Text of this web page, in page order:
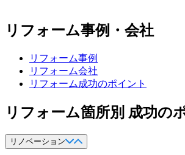
リフォーム事例・会社
リフォーム事例
リフォーム会社
リフォーム成功のポイント
リフォーム箇所別 成功の
リノベーション